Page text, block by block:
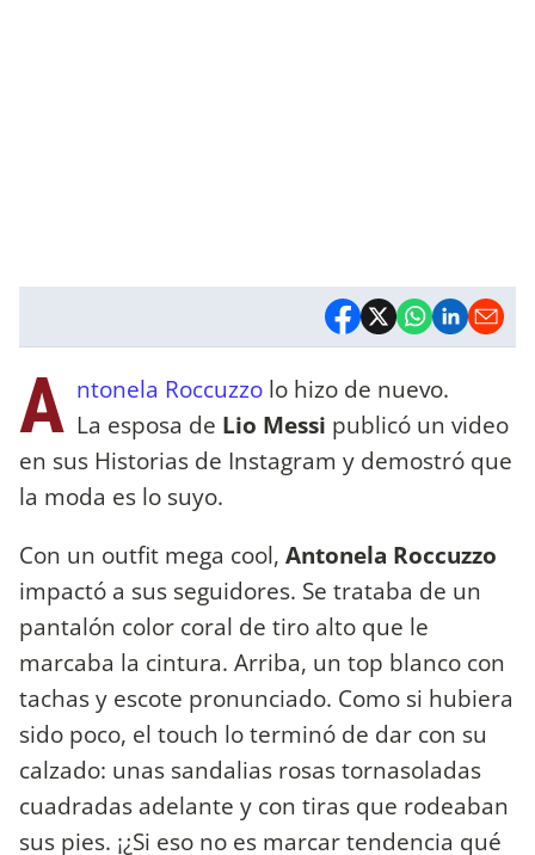
A ntonela Roccuzzo lo hizo de nuevo.
La esposa de Lio Messi publicó un video
en sus Historias de Instagram y demostró que
la moda es lo suyo.
Con un outfit mega cool, Antonela Roccuzzo
impactó a sus seguidores. Se trataba de un
pantalón color coral de tiro alto que le
marcaba la cintura. Arriba, un top blanco con
tachas y escote pronunciado. Como si hubiera
sido poco, el touch lo terminó de dar con su
calzado: unas sandalias rosas tornasoladas
cuadradas adelante y con tiras que rodeaban
sus pies. ¡¿Si eso no es marcar tendencia qué